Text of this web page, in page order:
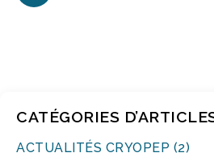
CATÉGORIES
ACTUALITÉS CRYOPEP (2)